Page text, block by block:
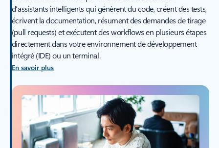
d’assistants intelligents qui génèrent du code, créent des tests,
écrivent la documentation, résument des demandes de tirage
(pull requests) et exécutent des workflows en plusieurs étapes
directement dans votre environnement de développement
intégré (IDE) ou un terminal.
En savoir plus